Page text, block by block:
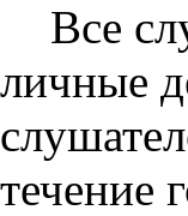
Все
личные
течение